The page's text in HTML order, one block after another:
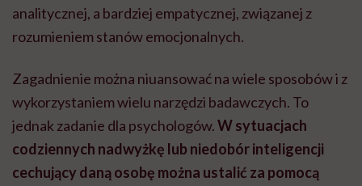
analitycznej, a bardziej empatycznej, związanej z
rozumieniem stanów emocjonalnych.
Zagadnienie można niuansować na wiele sposobów i z
wykorzystaniem wielu narzędzi badawczych. To
jednak zadanie dla psychologów.W sytuacjach
codziennych nadwyżkę lub niedobór inteligencji
cechujący daną osobę można ustalić za pomocą